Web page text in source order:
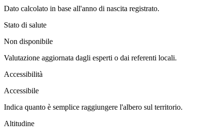
Dato calcolato in base all'anno di nascita registrato.
Stato di salute
Non disponibile
Valutazione aggiornata dagli esperti o dai referenti locali.
Accessibilità
Accessibile
Indica quanto è semplice raggiungere l'albero sul territorio.
Altitudine